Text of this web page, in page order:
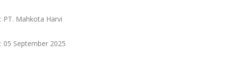
: PT. Mahkota Harvi
: 05 September 2025